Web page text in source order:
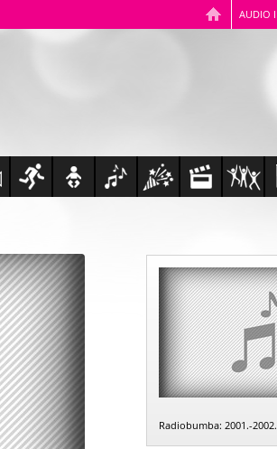
AUDIO
Radiobumba: 2001.-2002.